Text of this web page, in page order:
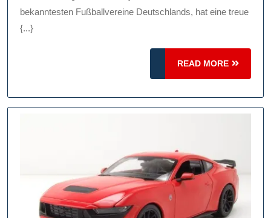
Von
Leverkusen
bekanntesten Fußballvereine Deutschlands, hat eine treue
{...}
READ MORE
READ
MORE